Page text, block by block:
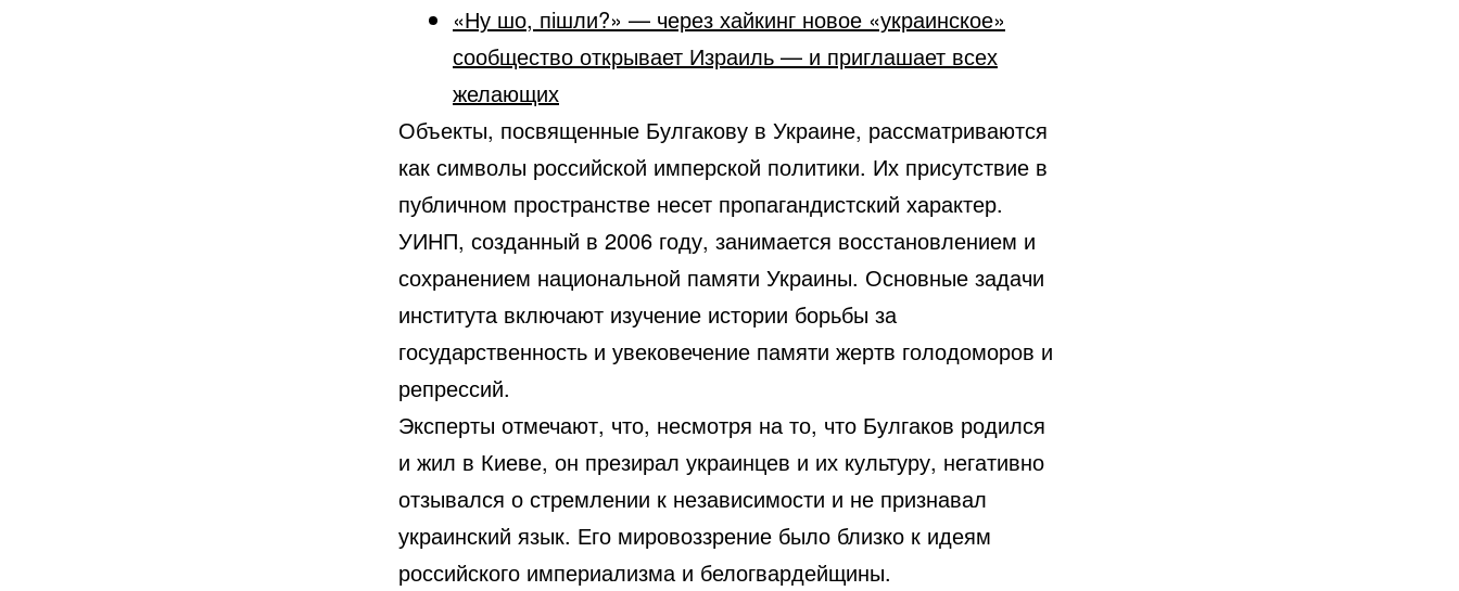
«Ну шо, пішли?» — через хайкинг новое «украинское»
сообщество открывает Израиль — и приглашает всех
желающих
Объекты, посвященные Булгакову в Украине, рассматриваются
как символы российской имперской политики. Их присутствие в
публичном пространстве несет пропагандистский характер.
УИНП, созданный в 2006 году, занимается восстановлением и
сохранением национальной памяти Украины. Основные задачи
института включают изучение истории борьбы за
государственность и увековечение памяти жертв голодоморов и
репрессий.
Эксперты отмечают, что, несмотря на то, что Булгаков родился
и жил в Киеве, он презирал украинцев и их культуру, негативно
отзывался о стремлении к независимости и не признавал
украинский язык. Его мировоззрение было близко к идеям
российского империализма и белогвардейщины.